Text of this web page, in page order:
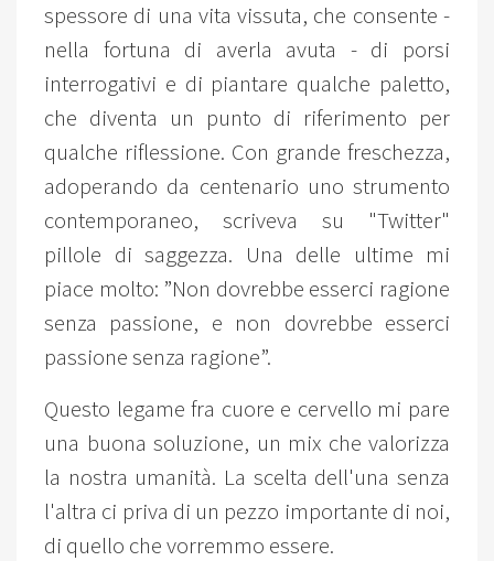
spessore di una vita vissuta, che consente -
nella fortuna di averla avuta - di porsi
interrogativi e di piantare qualche paletto,
che diventa un punto di riferimento per
qualche riflessione. Con grande freschezza,
adoperando da centenario uno strumento
contemporaneo, scriveva su "Twitter"
pillole di saggezza. Una delle ultime mi
piace molto: ”Non dovrebbe esserci ragione
senza passione, e non dovrebbe esserci
passione senza ragione”.
Questo legame fra cuore e cervello mi pare
una buona soluzione, un mix che valorizza
la nostra umanità. La scelta dell'una senza
l'altra ci priva di un pezzo importante di noi,
di quello che vorremmo essere.